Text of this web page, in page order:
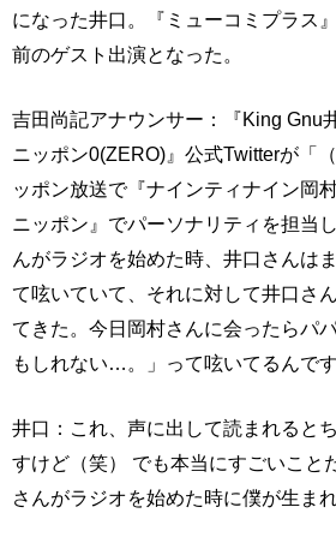
になった井口。『ミューコミプラス
前のゲスト出演となった。
吉田尚記アナウンサー：『King Gnu
ニッポン0(ZERO)』公式Twitterが「
ッポン放送で『ナインティナイン岡
ニッポン』でパーソナリティを担当
んがラジオを始めた時、井口さんは
て呟いていて、それに対して井口さ
てきた。今日岡村さんに会ったらパ
もしれない…。」って呟いてるんです
井口：これ、声に出して読まれると
すけど（笑） でも本当にすごいこと
さんがラジオを始めた時に僕が生